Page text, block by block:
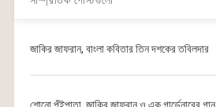
জাকির জাফরান, বাংলা কবিতার তিন দশকের তবিলদার